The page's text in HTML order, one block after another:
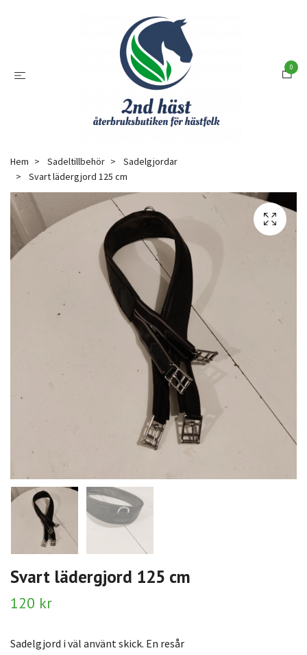
0
Hem Sadeltillbehör
Sadelgjordar
Svart lädergjord 125 cm
Svart lädergjord 125 cm
120 kr
Sadelgjord i väl använt skick. En resår